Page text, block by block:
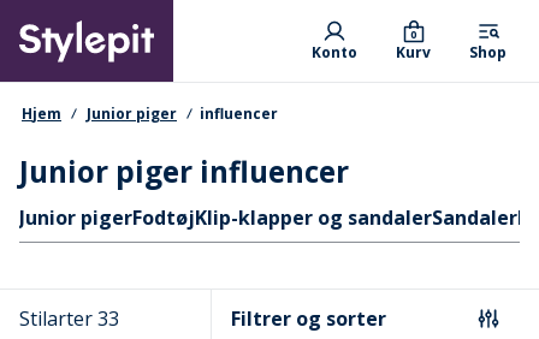
main
content
Primary departments
Konto Kurv
0
Shop
navigationssti
Hjem Junior piger influencer
Junior piger influencer
Hurtige links
Junior pigerFodtøjKlip-klapper og sandalerSandaler
Stilarter 33 Filtrer og sorter